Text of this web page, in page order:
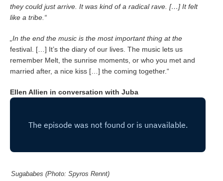
they could just arrive. It was kind of a radical rave. […] It felt
like a tribe.“
„In the end the music is the most important thing at the
festival. […] It’s the diary of our lives. The music lets us
remember Melt, the sunrise moments, or who you met and
married after, a nice kiss […] the coming together.“
Ellen Allien in conversation with Juba
Sugababes (Photo: Spyros Rennt)